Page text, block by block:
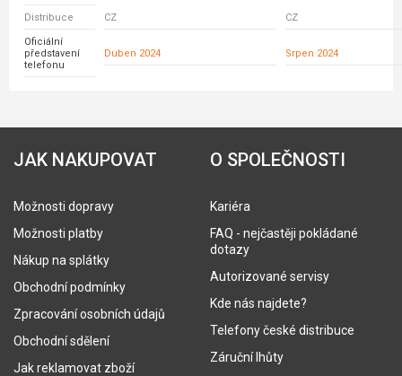
Distribuce CZ CZ
Oficiální
představení
telefonu
Duben 2024 Srpen 2024
JAK NAKUPOVAT
Možnosti dopravy
Možnosti platby
Nákup na splátky
Obchodní podmínky
Zpracování osobních údajů
Obchodní sdělení
Jak reklamovat zboží
O SPOLEČNOSTI
Kariéra
FAQ - nejčastěji pokládané
dotazy
Autorizované servisy
Kde nás najdete?
Telefony české distribuce
Záruční lhůty